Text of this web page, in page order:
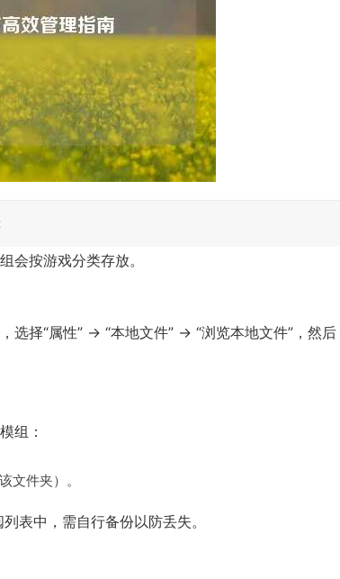
会按游戏分类存放。
选择“属性” → “本地文件” → “浏览本地文件”，然后
组：
文件夹）。
表中，需自行备份以防丢失。